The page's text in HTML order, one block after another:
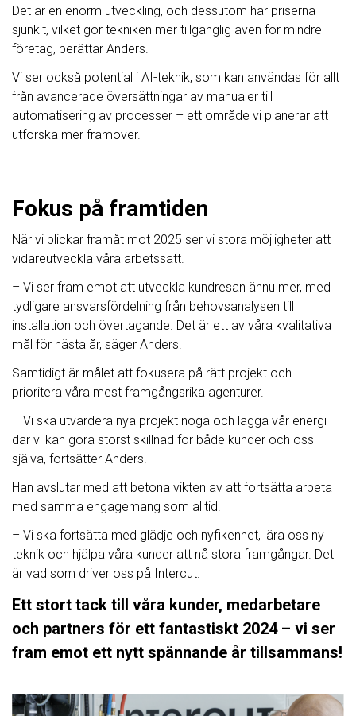
Det är en enorm utveckling, och dessutom har priserna
sjunkit, vilket gör tekniken mer tillgänglig även för mindre
företag, berättar Anders.
Vi ser också potential i AI-teknik, som kan användas för allt
från avancerade översättningar av manualer till
automatisering av processer – ett område vi planerar att
utforska mer framöver.
Fokus på framtiden
När vi blickar framåt mot 2025 ser vi stora möjligheter att
vidareutveckla våra arbetssätt.
– Vi ser fram emot att utveckla kundresan ännu mer, med
tydligare ansvarsfördelning från behovsanalysen till
installation och övertagande. Det är ett av våra kvalitativa
mål för nästa år, säger Anders.
Samtidigt är målet att fokusera på rätt projekt och
prioritera våra mest framgångsrika agenturer.
– Vi ska utvärdera nya projekt noga och lägga vår energi
där vi kan göra störst skillnad för både kunder och oss
själva, fortsätter Anders.
Han avslutar med att betona vikten av att fortsätta arbeta
med samma engagemang som alltid.
– Vi ska fortsätta med glädje och nyfikenhet, lära oss ny
teknik och hjälpa våra kunder att nå stora framgångar. Det
är vad som driver oss på Intercut.
Ett stort tack till våra kunder, medarbetare
och partners för ett fantastiskt 2024 – vi ser
fram emot ett nytt spännande år tillsammans!